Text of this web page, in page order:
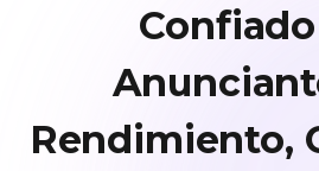
Rendimiento,